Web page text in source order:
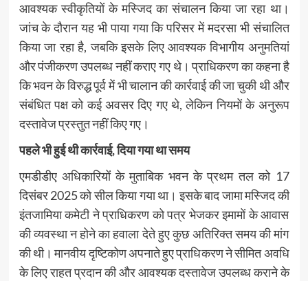
आवश्यक स्वीकृतियों के मस्जिद का संचालन किया जा रहा था।
जांच के दौरान यह भी पाया गया कि परिसर में मदरसा भी संचालित
किया जा रहा है, जबकि इसके लिए आवश्यक विभागीय अनुमतियां
और पंजीकरण उपलब्ध नहीं कराए गए थे। प्राधिकरण का कहना है
कि भवन के विरुद्ध पूर्व में भी चालान की कार्रवाई की जा चुकी थी और
संबंधित पक्ष को कई अवसर दिए गए थे, लेकिन नियमों के अनुरूप
दस्तावेज प्रस्तुत नहीं किए गए।
पहले भी हुई थी कार्रवाई, दिया गया था समय
एमडीडीए अधिकारियों के मुताबिक भवन के प्रथम तल को 17
दिसंबर 2025 को सील किया गया था। इसके बाद जामा मस्जिद की
इंतजामिया कमेटी ने प्राधिकरण को पत्र भेजकर इमामों के आवास
की व्यवस्था न होने का हवाला देते हुए कुछ अतिरिक्त समय की मांग
की थी। मानवीय दृष्टिकोण अपनाते हुए प्राधिकरण ने सीमित अवधि
के लिए राहत प्रदान की और आवश्यक दस्तावेज उपलब्ध कराने के